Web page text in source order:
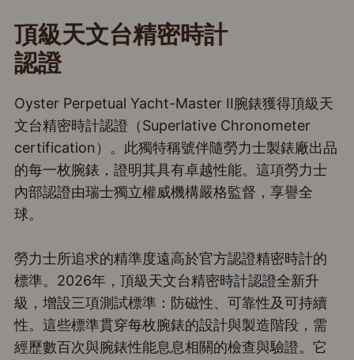
頂級天文台精密時計
認證
Oyster Perpetual Yacht-Master II腕錶獲得頂級天
文台精密時計認證（Superlative Chronometer
certification）。此獨特稱號伴隨勞力士製錶廠出品
的每一枚腕錶，證明其具有卓越性能。這項勞力士
內部認證由瑞士獨立權威機構嚴格監督，享譽全
球。
勞力士所追求的精準度遠高於官方認證精密時計的
標準。2026年，頂級天文台精密時計認證全新升
級，增設三項測試標準：防磁性、可靠性及可持續
性。這些標準貫穿每枚腕錶的設計與製造階段，需
經歷數百次與腕錶性能息息相關的檢查與驗證。它